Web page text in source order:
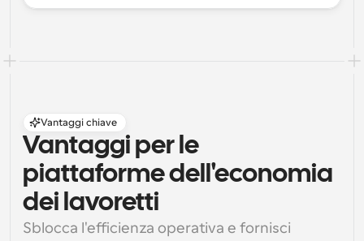
Vantaggi chiave
Vantaggi per le
piattaforme dell'economia
dei lavoretti
Sblocca l'efficienza operativa e fornisci